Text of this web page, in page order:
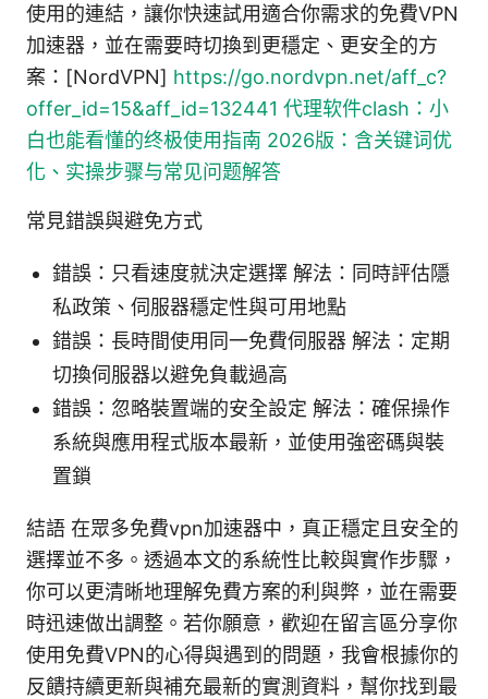
使用的連結，讓你快速試用適合你需求的免費VPN
加速器，並在需要時切換到更穩定、更安全的方
案：[NordVPN] https://go.nordvpn.net/aff_c?
offer_id=15&aff_id=132441 代理软件clash：小
白也能看懂的终极使用指南 2026版：含关键词优
化、实操步骤与常见问题解答
常見錯誤與避免方式
錯誤：只看速度就決定選擇 解法：同時評估隱
私政策、伺服器穩定性與可用地點
錯誤：長時間使用同一免費伺服器 解法：定期
切換伺服器以避免負載過高
錯誤：忽略裝置端的安全設定 解法：確保操作
系統與應用程式版本最新，並使用強密碼與裝
置鎖
結語 在眾多免費vpn加速器中，真正穩定且安全的
選擇並不多。透過本文的系統性比較與實作步驟，
你可以更清晰地理解免費方案的利與弊，並在需要
時迅速做出調整。若你願意，歡迎在留言區分享你
使用免費VPN的心得與遇到的問題，我會根據你的
反饋持續更新與補充最新的實測資料，幫你找到最